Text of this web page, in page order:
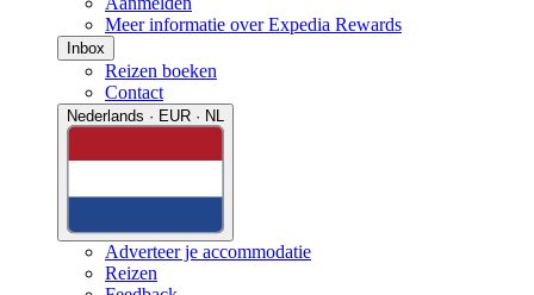
Meer informatie over Expedia Rewards
Inbox
Reizen boeken
Contact
Nederlands · EUR · NL
Adverteer je accommodatie
Reizen